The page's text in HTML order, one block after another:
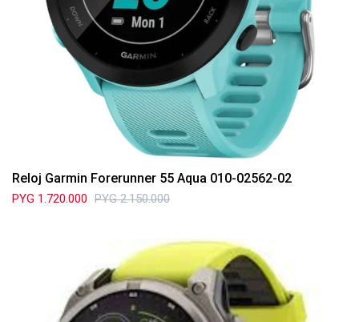
Reloj Garmin Forerunner 55 Aqua 010-02562-02
PYG 1.720.000 PYG 2.150.000